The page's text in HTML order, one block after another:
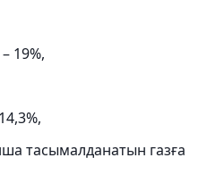
19%,
тасымалданатын газға